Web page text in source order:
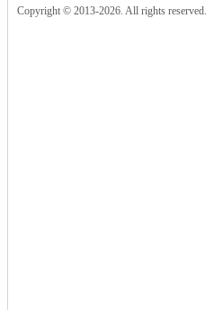
Copyright © 2013-2026. All rights reserved.